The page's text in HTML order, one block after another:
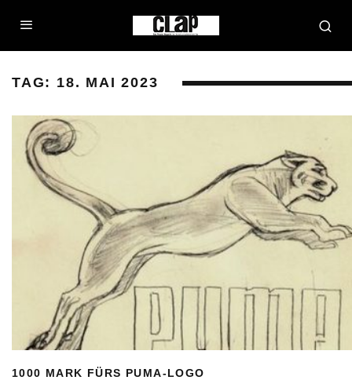
TAG: 18. MAI 2023
1000 MARK FÜRS PUMA-LOGO